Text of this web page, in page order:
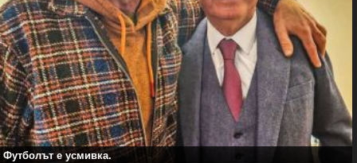
Футболът е усмивка.